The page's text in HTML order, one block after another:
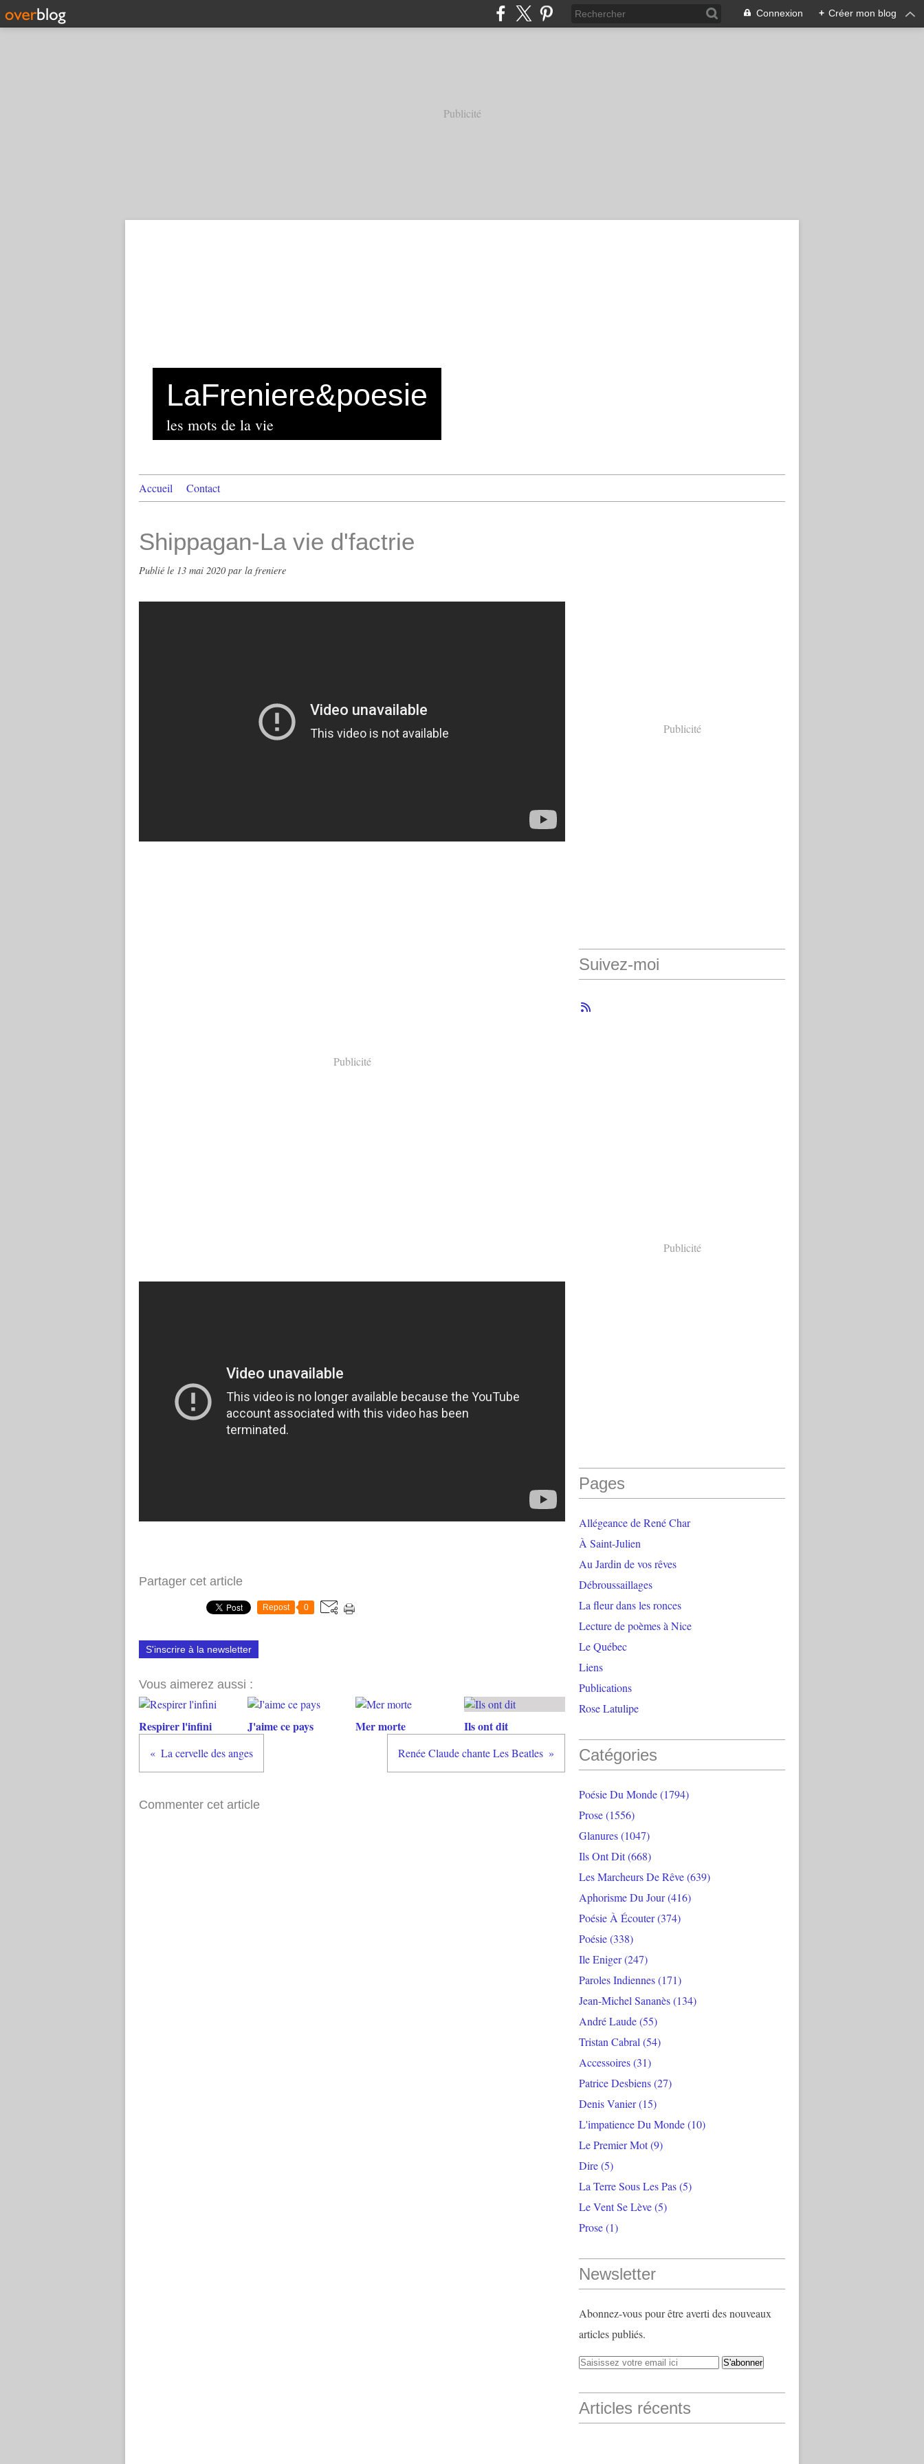
Connexion + Créer mon blog
Publicité
LaFreniere&poesie
les mots de la vie
Accueil Contact
Shippagan-La vie d'factrie
Publié le 13 mai 2020 par la freniere
Publicité
Partager cet article
Repost 0
S'inscrire à la newsletter
Vous aimerez aussi :
Respirer l'infini J'aime ce pays Mer morte Ils ont dit
La cervelle des anges Renée Claude chante Les Beatles
Commenter cet article
Publicité
Suivez-moi
Publicité
Pages
Allégeance de René Char
À Saint-Julien
Au Jardin de vos rêves
Débroussaillages
La fleur dans les ronces
Lecture de poèmes à Nice
Le Québec
Liens
Publications
Rose Latulipe
Catégories
Poésie Du Monde(1794)
Prose(1556)
Glanures(1047)
Ils Ont Dit(668)
Les Marcheurs De Rêve(639)
Aphorisme Du Jour(416)
Poésie À Écouter(374)
Poésie(338)
Ile Eniger(247)
Paroles Indiennes(171)
Jean-Michel Sananès(134)
André Laude(55)
Tristan Cabral (54)
Accessoires(31)
Patrice Desbiens(27)
Denis Vanier(15)
L'impatience Du Monde(10)
Le Premier Mot(9)
Dire(5)
La Terre Sous Les Pas(5)
Le Vent Se Lève(5)
Prose(1)
Newsletter
Abonnez-vous pour être averti des nouveaux
articles publiés.
Articles récents